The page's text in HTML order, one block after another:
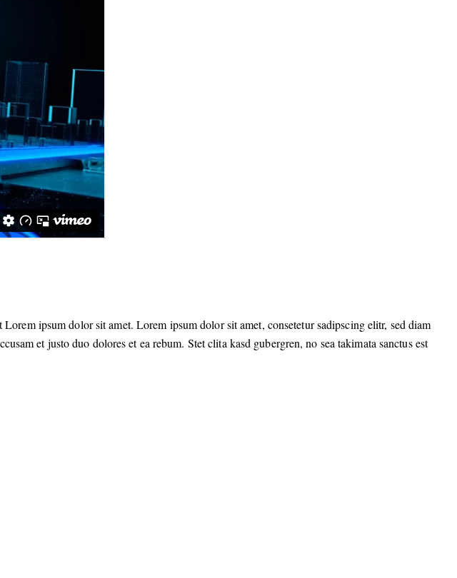
ipsum dolor sit amet. Lorem ipsum dolor sit amet, consetetur sadipscing elitr, sed diam
et justo duo dolores et ea rebum. Stet clita kasd gubergren, no sea takimata sanctus est